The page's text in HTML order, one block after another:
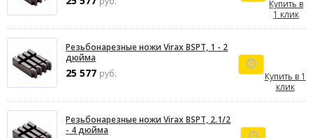
Купить в
1 клик
Резьбонарезные ножи Virax BSPT, 1 - 2
дюйма
25 577 руб.
Купить в 1
клик
Резьбонарезные ножи Virax BSPT, 2.1/2
- 4 дюйма